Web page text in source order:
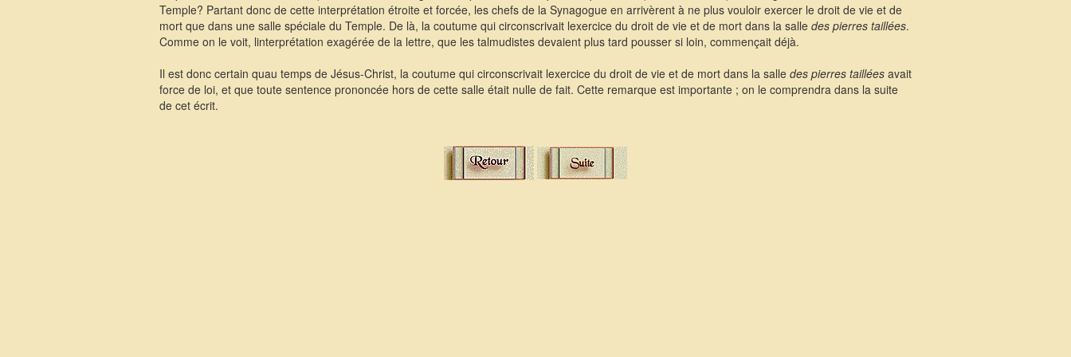
Temple? Partant donc de cette interprétation étroite et forcée, les chefs de la Synagogue en arrivèrent à ne plus vouloir exercer le droit de vie et de
mort que dans une salle spéciale du Temple. De là, la coutume qui circonscrivait lexercice du droit de vie et de mort dans la salle des pierres taillées.
Comme on le voit, linterprétation exagérée de la lettre, que les talmudistes devaient plus tard pousser si loin, commençait déjà.
Il est donc certain quau temps de Jésus-Christ, la coutume qui circonscrivait lexercice du droit de vie et de mort dans la salle des pierres tailléesavait
force de loi, et que toute sentence prononcée hors de cette salle était nulle de fait. Cette remarque est importante ; on le comprendra dans la suite
de cet écrit.